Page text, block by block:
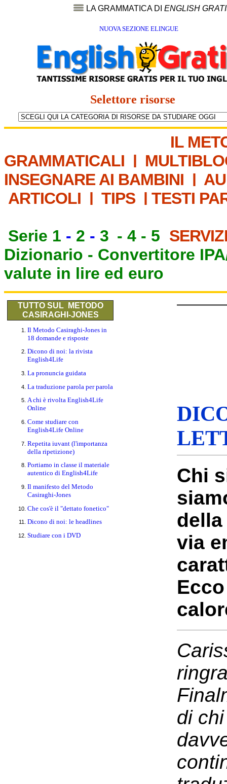
LA GRAMMATICA DI ENGLISH
NUOVA SEZIONE ELINGUE
Selettore risorse
IL
GRAMMATICALI |
INSEGNARE AI BAMBINI |
ARTICOLI | TIPS | TESTI
Serie 1 - 2 - 3 - 4 - 5
Dizionario - Convertitore
valute in lire ed euro
TUTTO SUL METODO
CASIRAGHI-JONES
Il Metodo Casiraghi-Jones in
18 domande e risposte
Dicono di noi: la rivista
English4Life
La pronuncia guidata
La traduzione parola per parola
A chi è rivolta English4Life
Online
Come studiare con
English4Life Online
Repetita iuvant (l'importanza
della ripetizione)
Portiamo in classe il materiale
autentico di English4Life
Il manifesto del Metodo
Casiraghi-Jones
Che cos'è il "dettato fonetico"
Dicono di noi: le headlines
Studiare con i DVD
Chi
via
di